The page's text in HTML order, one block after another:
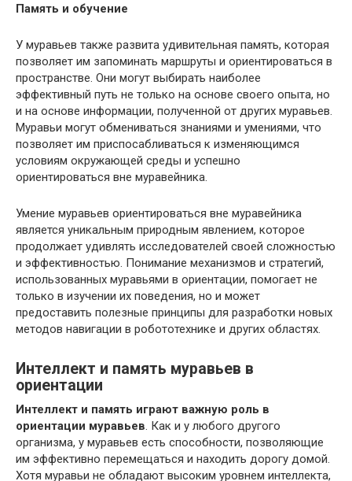
Память и обучение
У муравьев также развита удивительная память, которая
позволяет им запоминать маршруты и ориентироваться в
пространстве. Они могут выбирать наиболее
эффективный путь не только на основе своего опыта, но
и на основе информации, полученной от других муравьев.
Муравьи могут обмениваться знаниями и умениями, что
позволяет им приспосабливаться к изменяющимся
условиям окружающей среды и успешно
ориентироваться вне муравейника.
Умение муравьев ориентироваться вне муравейника
является уникальным природным явлением, которое
продолжает удивлять исследователей своей сложностью
и эффективностью. Понимание механизмов и стратегий,
использованных муравьями в ориентации, помогает не
только в изучении их поведения, но и может
предоставить полезные принципы для разработки новых
методов навигации в робототехнике и других областях.
Интеллект и память муравьев в
ориентации
Интеллект и память играют важную роль в
ориентации муравьев. Как и у любого другого
организма, у муравьев есть способности, позволяющие
им эффективно перемещаться и находить дорогу домой.
Хотя муравьи не обладают высоким уровнем интеллекта,